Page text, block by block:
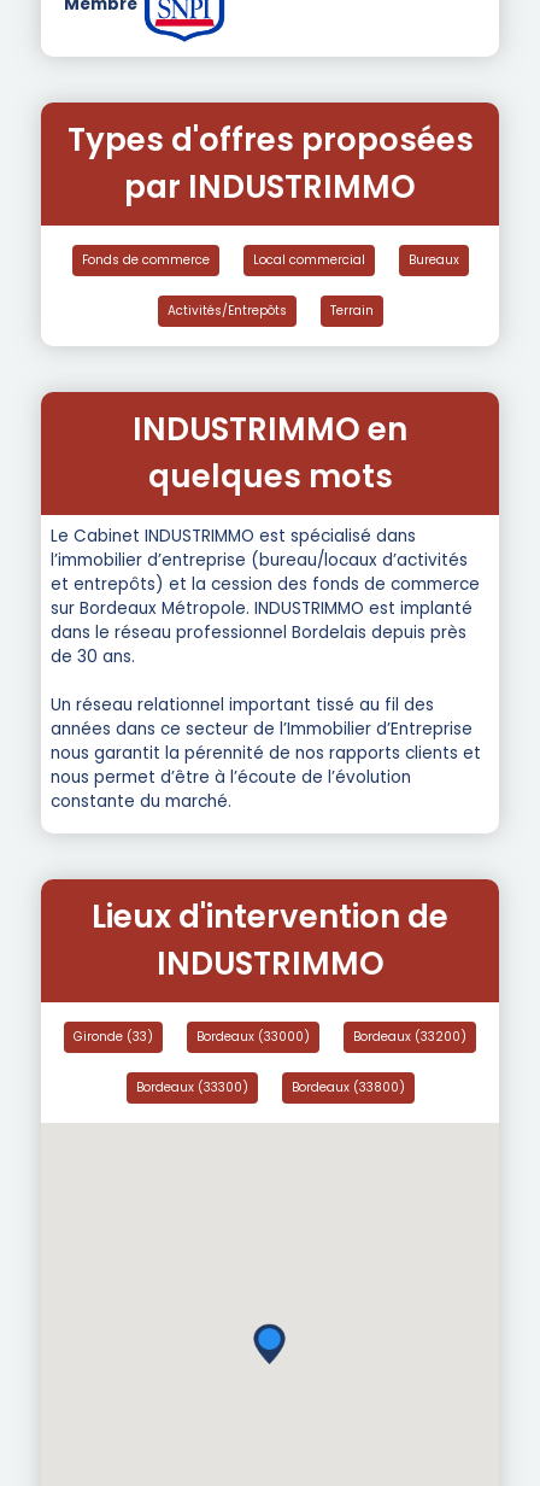
Types d'offres proposées
par INDUSTRIMMO
Fonds de commerce Local commercial Bureaux
Activités/Entrepôts Terrain
INDUSTRIMMO en
quelques mots
Le Cabinet INDUSTRIMMO est spécialisé dans
l’immobilier d’entreprise (bureau/locaux d’activités
et entrepôts) et la cession des fonds de commerce
sur Bordeaux Métropole. INDUSTRIMMO est implanté
dans le réseau professionnel Bordelais depuis près
de 30 ans.
Un réseau relationnel important tissé au fil des
années dans ce secteur de l’Immobilier d’Entreprise
nous garantit la pérennité de nos rapports clients et
nous permet d’être à l’écoute de l’évolution
constante du marché.
Lieux d'intervention de
INDUSTRIMMO
Gironde (33) Bordeaux (33000) Bordeaux (33200)
Bordeaux (33300) Bordeaux (33800)